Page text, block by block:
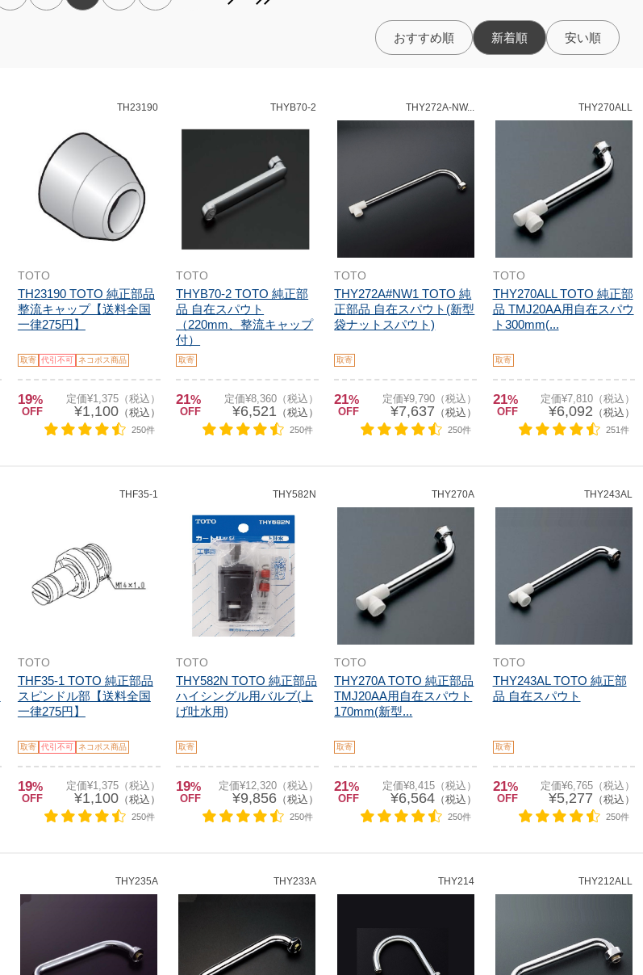
おすすめ順 新着順 安い順
TH23190
TOTO
TH23190 TOTO 純正部品
整流キャップ【送料全国
一律275円】
取寄 代引不可 ネコポス商品
19%
OFF
定価¥1,375（税込）
¥1,100（税込）
250件
THYB70-2
TOTO
THYB70-2 TOTO 純正部
品 自在スパウト
（220mm、整流キャップ
付）
取寄
21%
OFF
定価¥8,360（税込）
¥6,521 （税込）
250件
THY272A-NW...
TOTO
THY272A#NW1 TOTO 純
正部品 自在スパウト(新型
袋ナットスパウト)
取寄
21%
OFF
定価¥9,790（税込）
¥7,637 （税込）
250件
THY270ALL
TOTO
THY270ALL TOTO 純正部
品 TMJ20AA用自在スパウ
ト300mm(...
取寄
21%
OFF
定価¥7,810（税込）
¥6,092 （税込）
251件
THF35-1
TOTO
THF35-1 TOTO 純正部品
スピンドル部【送料全国
一律275円】
取寄 代引不可 ネコポス商品
19%
OFF
定価¥1,375（税込）
¥1,100（税込）
250件
THY582N
TOTO
THY582N TOTO 純正部品
ハイシングル用バルブ(上
げ吐水用)
取寄
19%
OFF
定価¥12,320（税込）
¥9,856（税込）
250件
THY270A
TOTO
THY270A TOTO 純正部品
TMJ20AA用自在スパウト
170mm(新型...
取寄
21%
OFF
定価¥8,415（税込）
¥6,564（税込）
250件
THY243AL
TOTO
THY243AL TOTO 純正部
品 自在スパウト
取寄
21%
OFF
定価¥6,765（税込）
¥5,277 （税込）
250件
THY235A THY233A THY214 THY212ALL